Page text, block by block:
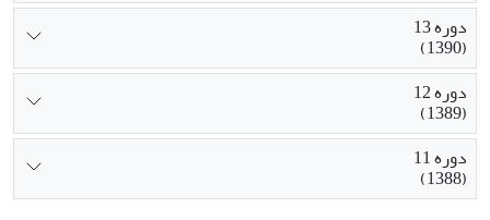
دوره 13
(1390)
دوره 12
(1389)
دوره 11
(1388)